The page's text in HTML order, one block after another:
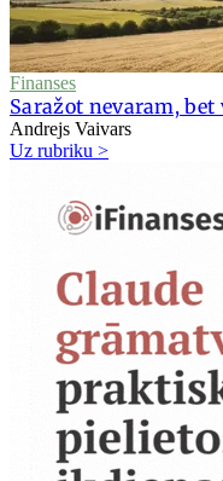
Finanses
Saražot nevaram,
Andrejs Vaivars
Uz rubriku >